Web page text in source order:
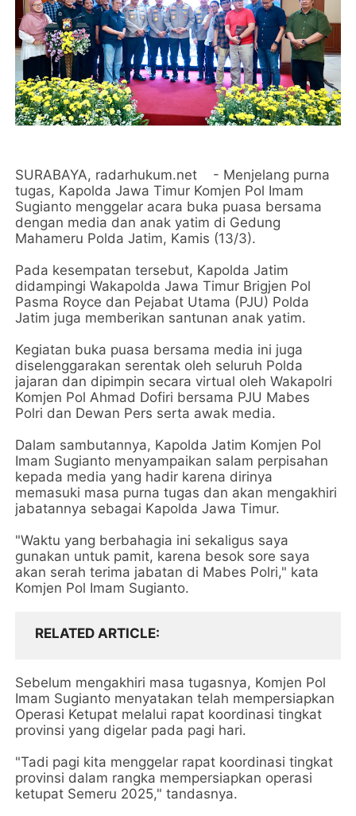
SURABAYA, radarhukum.net - Menjelang purna
tugas, Kapolda Jawa Timur Komjen Pol Imam
Sugianto menggelar acara buka puasa bersama
dengan media dan anak yatim di Gedung
Mahameru Polda Jatim, Kamis (13/3).
Pada kesempatan tersebut, Kapolda Jatim
didampingi Wakapolda Jawa Timur Brigjen Pol
Pasma Royce dan Pejabat Utama (PJU) Polda
Jatim juga memberikan santunan anak yatim.
Kegiatan buka puasa bersama media ini juga
diselenggarakan serentak oleh seluruh Polda
jajaran dan dipimpin secara virtual oleh Wakapolri
Komjen Pol Ahmad Dofiri bersama PJU Mabes
Polri dan Dewan Pers serta awak media.
Dalam sambutannya, Kapolda Jatim Komjen Pol
Imam Sugianto menyampaikan salam perpisahan
kepada media yang hadir karena dirinya
memasuki masa purna tugas dan akan mengakhiri
jabatannya sebagai Kapolda Jawa Timur.
"Waktu yang berbahagia ini sekaligus saya
gunakan untuk pamit, karena besok sore saya
akan serah terima jabatan di Mabes Polri," kata
Komjen Pol Imam Sugianto.
RELATED ARTICLE
Sebelum mengakhiri masa tugasnya, Komjen Pol
Imam Sugianto menyatakan telah mempersiapkan
Operasi Ketupat melalui rapat koordinasi tingkat
provinsi yang digelar pada pagi hari.
"Tadi pagi kita menggelar rapat koordinasi tingkat
provinsi dalam rangka mempersiapkan operasi
ketupat Semeru 2025," tandasnya.